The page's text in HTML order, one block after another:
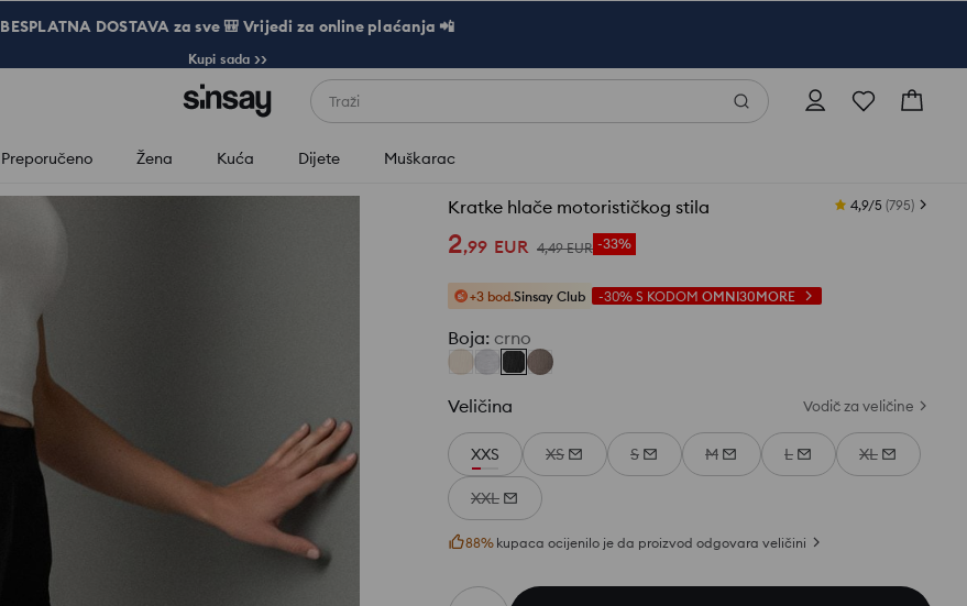
BESPLATNA DOSTAVA za sve 🎒 Vrijedi za online plaćanja 📲
Kupi sada >>
Traži
Preporučeno Žena Kuća Dijete Muškarac
Kratke hlače motorističkog stila 4,9/5 (795)
2,99 EUR 4,49 EUR -33%
+3 bod.Sinsay Club -30% S KODOM OMNI30MORE
Boja: crno
Veličina Vodič za veličine
XXS XS S M L XL
XXL
88% kupaca ocijenilo je da proizvod odgovara veličini